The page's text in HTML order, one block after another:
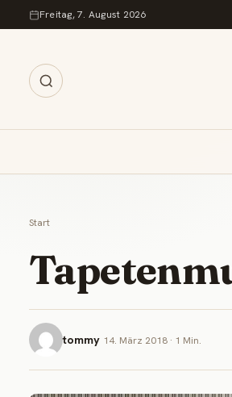
Zum Inhalt springen
Freitag, 7. August 2026
Start
tommy 14. März 2018 · 1 Min.